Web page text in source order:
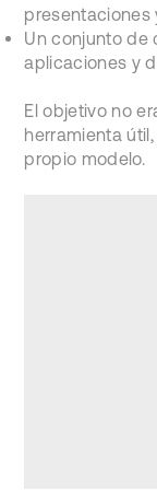
presentaciones
Un conjunto de
aplicaciones y
El objetivo no
herramienta
propio modelo.